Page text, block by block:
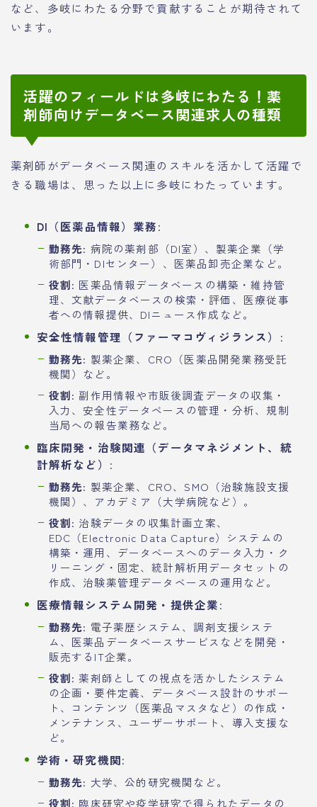
など、多岐にわたる分野で貢献することが期待されて
います。
活躍のフィールドは多岐にわたる！薬
剤師向けデータベース関連求人の種類
薬剤師がデータベース関連のスキルを活かして活躍で
きる職場は、思った以上に多岐にわたっています。
DI（医薬品情報）業務:
勤務先: 病院の薬剤部（DI室）、製薬企業（学
術部門・DIセンター）、医薬品卸売企業など。
役割: 医薬品情報データベースの構築・維持管
理、文献データベースの検索・評価、医療従事
者への情報提供、DIニュース作成など。
安全性情報管理（ファーマコヴィジランス） :
勤務先: 製薬企業、CRO（医薬品開発業務受託
機関）など。
役割: 副作用情報や市販後調査データの収集・
入力、安全性データベースの管理・分析、規制
当局への報告業務など。
臨床開発・治験関連（データマネジメント、統
計解析など） :
勤務先: 製薬企業、CRO、SMO（治験施設支援
機関）、アカデミア（大学病院など）。
役割: 治験データの収集計画立案、
EDC（Electronic Data Capture）システムの
構築・運用、データベースへのデータ入力・ク
リーニング・固定、統計解析用データセットの
作成、治験薬管理データベースの運用など。
医療情報システム開発・提供企業:
勤務先: 電子薬歴システム、調剤支援システ
ム、医薬品データベースサービスなどを開発・
販売するIT企業。
役割: 薬剤師としての視点を活かしたシステム
の企画・要件定義、データベース設計のサポー
ト、コンテンツ（医薬品マスタなど）の作成・
メンテナンス、ユーザーサポート、導入支援な
ど。
学術・研究機関:
勤務先: 大学、公的研究機関など。
役割: 臨床研究や疫学研究で得られたデータの